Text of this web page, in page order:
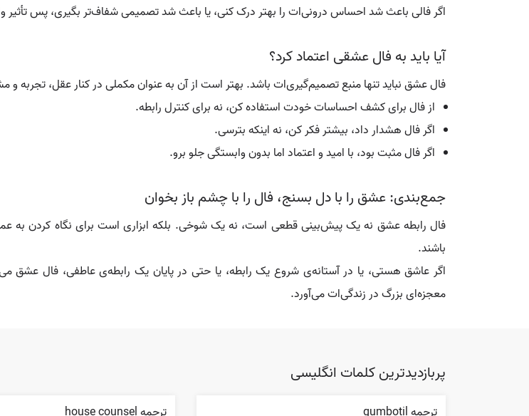
اگر فالی باعث شد احساس درونی‌ات را بهتر درک کنی، یا باعث شد تصمیمی شفاف‌تر بگیری، پس تأثیر
آیا باید به فال عشقی اعتماد کرد؟
فال عشق نباید تنها منبع تصمیم‌گیری‌ات باشد. بهتر است از آن به عنوان مکملی در کنار عقل، تجربه و
از فال برای کشف احساسات خودت استفاده کن، نه برای کنترل رابطه.
اگر فال هشدار داد، بیشتر فکر کن، نه اینکه بترسی.
اگر فال مثبت بود، با امید و اعتماد اما بدون وابستگی جلو برو.
جمع‌بندی: عشق را با دل بسنج، فال را با چشم باز بخوان
فال رابطه عشق نه یک پیش‌بینی قطعی است، نه یک شوخی. بلکه ابزاری است برای نگاه کردن
باشند.
اگر عاشق هستی، یا در آستانه‌ی شروع یک رابطه، یا حتی در پایان یک رابطه‌ی عاطفی، فال
معجزه‌ای بزرگ در زندگی‌ات می‌آورد.
پربازدیدترین کلمات انگلیسی